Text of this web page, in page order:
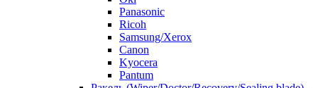
Panasonic
Ricoh
Samsung/Xerox
Canon
Kyocera
Pantum